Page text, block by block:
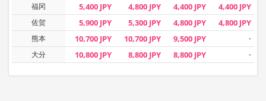
福冈
5,400 JPY 4,800 JPY 4,400 JPY 4,400 JPY
佐贺 5,900 JPY 5,300 JPY 4,800 JPY 4,800 JPY
熊本 10,700 JPY 10,700 JPY 9,500 JPY
-
大分
10,800 JPY 8,800 JPY 8,800 JPY -